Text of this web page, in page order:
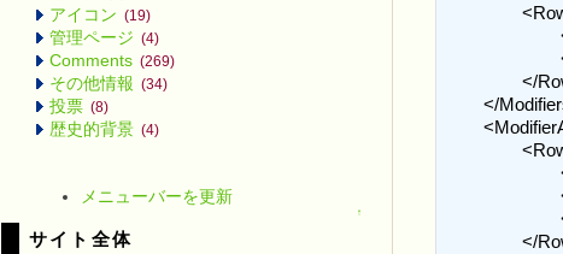
アイコン (19)
管理ページ (4)
Comments (269)
その他情報 (34)
投票 (8)
歴史的背景 (4)
メニューバーを更新
↑
サイト全体
		<Row>
			<ModifierId>TRAIT_JASPER_KITTY_INCREASE_GREAT_MUSICIAN_POINTS</ModifierId>
			<ModifierType>MODIFIER_PLAYER_ADJUST_GREAT_PERSON_POINTS</ModifierType>
		</Row>
	</Modifiers>
	<ModifierArguments>
		<Row>
			<ModifierId>TRAIT_JASPER_KITTY_INCREASE_GREAT_MUSICIAN_POINTS</ModifierId>
			<Name>GreatPersonClassType</Name>
			<Value>GREAT_PERSON_CLASS_MUSICIAN</Value>
		</Row>